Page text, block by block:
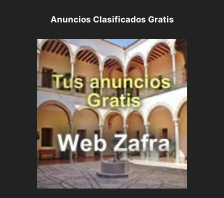
Anuncios Clasificados Gratis